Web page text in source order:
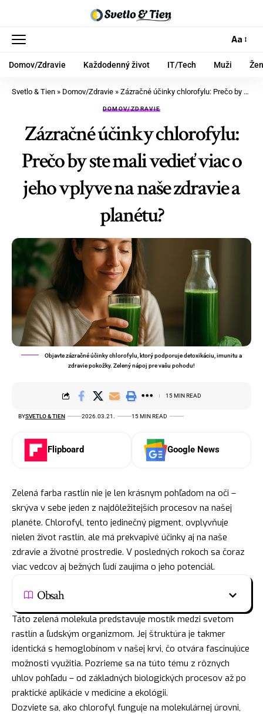
Aa
Domov/Zdravie Každodenný život IT/Tech Muži
Svetlo & Tien » Domov/Zdravie » Zázračné účinky chlorofylu: Prečo by ste mali vedieť viac o jeho vplyve na naše zdravie a planétu?
DOMOV/ZDRAVIE
Zázračné účinky chlorofylu:
Prečo by ste mali vedieť viac o
jeho vplyve na naše zdravie a
planétu?
Objavte zázračné účinky chlorofylu, ktorý podporuje detoxikáciu, imunitu a
zdravie pokožky. Zelený nápoj pre vašu pohodu!
BYSVETLO & TIEN 2026.03.21. 15 MIN READ
15 MIN READ
Flipboard Google News
Zelená farba rastlín nie je len krásnym pohľadom na oči –
skrýva v sebe jeden z najdôležitejších procesov na našej
planéte. Chlorofyl, tento jedinečný pigment, ovplyvňuje
nielen život rastlín, ale má prekvapivé účinky aj na naše
zdravie a životné prostredie. V posledných rokoch sa čoraz
viac vedcov aj bežných ľudí zaujíma o jeho potenciál.
Obsah
Táto zelená molekula predstavuje mostík medzi svetom
rastlín a ľudským organizmom. Jej štruktúra je takmer
identická s hemoglobínom v našej krvi, čo otvára fascinujúce
možnosti využitia. Pozrieme sa na túto tému z rôznych
uhlov pohľadu – od základných biologických procesov až po
praktické aplikácie v medicíne a ekológii.
Dozviete sa, ako chlorofyl funguje na molekulárnej úrovni,